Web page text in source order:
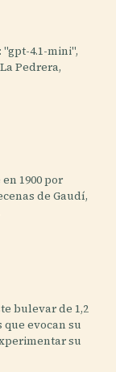
"gpt-4.1-mini",
Pedrera,
1900 por
de Gaudí,
bulevar de 1,2
evocan su
su